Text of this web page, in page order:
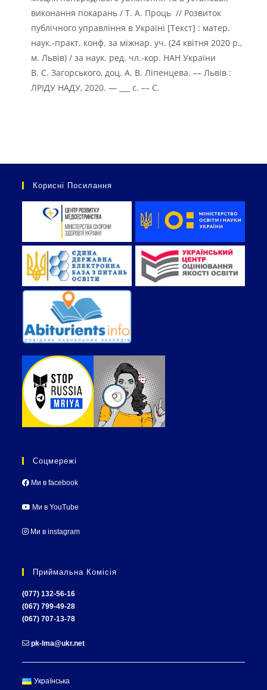
виконання покарань / Т. А. Проць // Розвиток
публічного управління в Україні [Текст] : матер.
наук.-практ. конф. за міжнар. уч. (24 квітня 2020 р.,
м. Львів) / за наук. ред. чл.-кор. НАН України
В. С. Загорського, доц. А. В. Ліпенцева. –– Львів :
ЛРІДУ НАДУ, 2020. — ___ с. –– C.
Корисні Посилання
Соцмережі
Ми в facebook
Ми в YouTube
Ми в instagram
Приймальна Комісія
(077) 132-56-16
(067) 799-49-28
(067) 707-13-78
pk-lma@ukr.net
Українська